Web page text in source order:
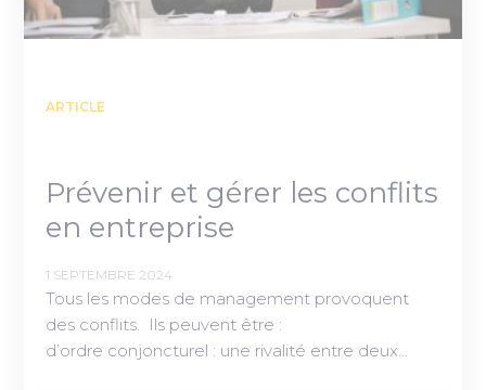
ARTICLE
Prévenir et gérer les conflits
en entreprise
1 SEPTEMBRE 2024
Tous les modes de management provoquent
des conflits. Ils peuvent être :
d’ordre conjoncturel : une rivalité entre deux…